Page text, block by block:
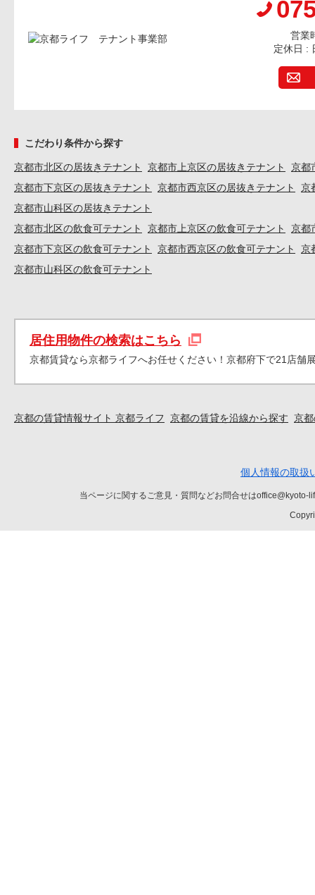
営業
定休日 :
こだわり条件から探す
京都市北区の居抜きテナント 京都市上京区の居抜きテナント
京都
京都市下京区の居抜きテナント
京都市西京区の居抜きテナント
京
京都市山科区の居抜きテナント
京都市北区の飲食可テナント
京都市上京区の飲食可テナント
京都
京都市下京区の飲食可テナント
京都市西京区の飲食可テナント
京
京都市山科区の飲食可テナント
居住用物件の検索はこちら
京都賃貸なら京都ライフへお任せください！京都府下で21店舗
京都の賃貸情報サイト 京都ライフ 京都の賃貸を沿線から探す 京
個人情報の取扱
当ページに関するご意見・質問などお問合せは